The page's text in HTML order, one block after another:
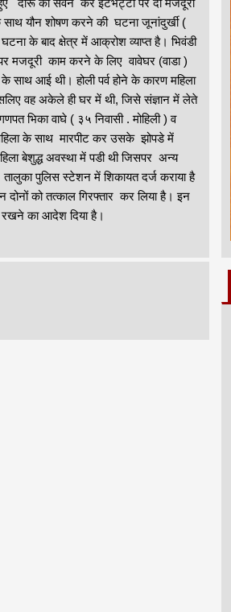
साथ यौन शोषण करने की घटना जूनांदुर्खी (
के बाद क्षेत्र में आक्रोश व्याप्त है। भिवंडी
मजदूरी काम करने के लिए वावेघर (वाडा )
साथ आई थी। होली पर्व होने के कारण महिला
वह अकेले ही घर में थी, जिसे संज्ञान में लेते
भिका वाघे ( ३५ निवासी . मोहिली ) व
के साथ मारपीट कर उसके झोपडे में
बेशुद्ध अवस्था में पडी थी जिसपर अन्य
पुलिस स्टेशन में शिकायत दर्ज कराया है
दोनों को तत्काल गिरफ्तार कर लिया है। इन
में रखने का आदेश दिया है।